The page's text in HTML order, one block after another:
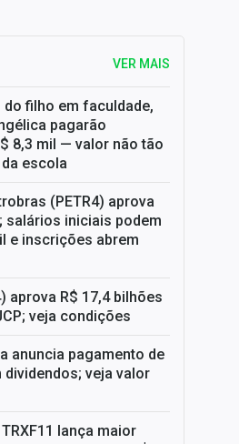
VER MAIS
filho em faculdade,
pagarão
8,3 mil — valor não tão
escola
(PETR4) aprova
salários iniciais podem
e inscrições abrem
aprova R$ 17,4 bilhões
veja condições
anuncia pagamento de
dividendos; veja valor
lança maior